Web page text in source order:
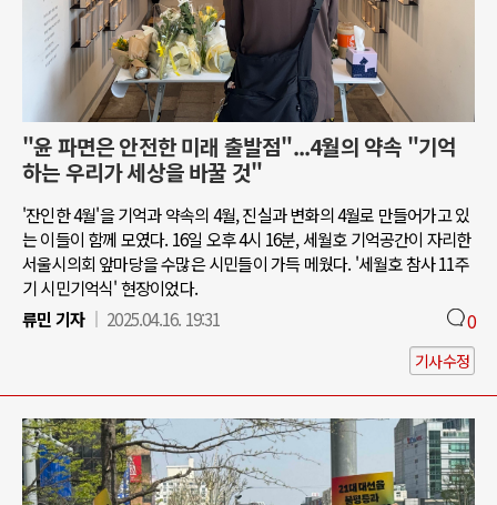
"윤 파면은 안전한 미래 출발점"...4월의 약속 "기억
하는 우리가 세상을 바꿀 것"
'잔인한 4월'을 기억과 약속의 4월, 진실과 변화의 4월로 만들어가고 있
는 이들이 함께 모였다. 16일 오후 4시 16분, 세월호 기억공간이 자리한
서울시의회 앞마당을 수많은 시민들이 가득 메웠다. '세월호 참사 11주
기 시민기억식' 현장이었다.
류민 기자
2025.04.16. 19:31 0
기사수정